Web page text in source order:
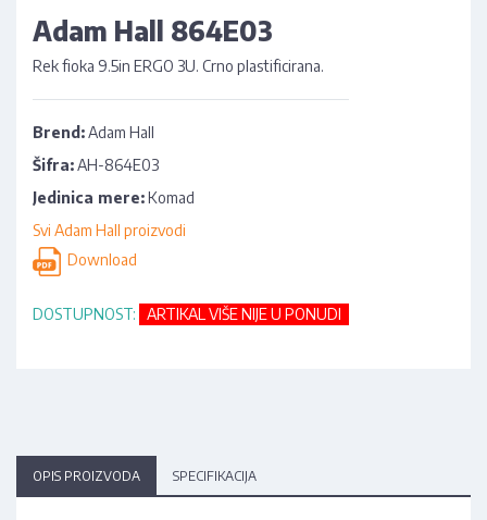
Adam Hall 864E03
Rek fioka 9.5in ERGO 3U. Crno plastificirana.
Brend:Adam Hall
Šifra:AH-864E03
Jedinica mere:Komad
Svi Adam Hall proizvodi
Download
DOSTUPNOST: ARTIKAL VIŠE NIJE U PONUDI
OPIS PROIZVODA SPECIFIKACIJA